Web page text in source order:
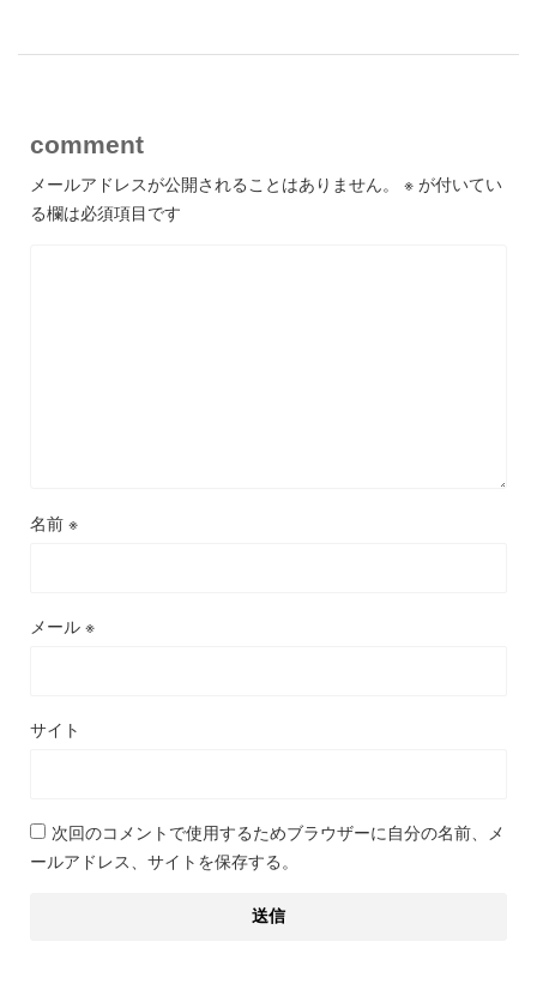
comment
メールアドレスが公開されることはありません。 ※ が付いてい
る欄は必須項目です
名前 ※
メール ※
サイト
次回のコメントで使用するためブラウザーに自分の名前、メ
ールアドレス、サイトを保存する。